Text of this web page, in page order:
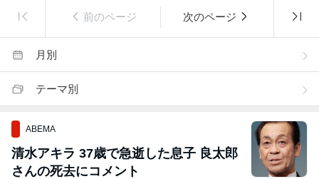
前のページ 次のページ
月別
テーマ別
ABEMA
清水アキラ 37歳で急逝した息子 良太郎
さんの死去にコメント